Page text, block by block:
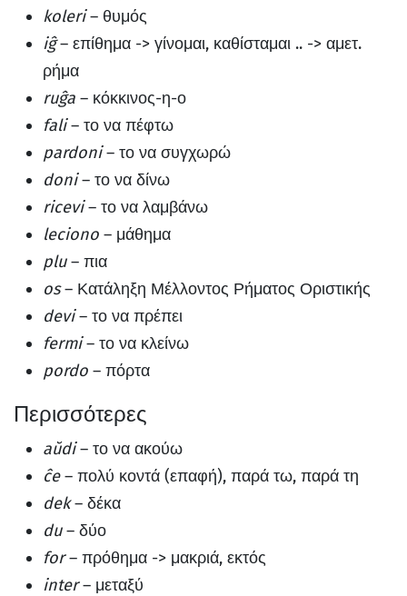
koleri– θυμός
iĝ– επίθημα -> γίνομαι, καθίσταμαι .. -> αμετ.
ρήμα
ruĝa – κόκκινος-η-ο
fali– το να πέφτω
pardoni– το να συγχωρώ
doni– το να δίνω
ricevi– το να λαμβάνω
leciono – μάθημα
plu– πια
os– Κατάληξη Μέλλοντος Ρήματος Οριστικής
devi– το να πρέπει
fermi– το να κλείνω
pordo – πόρτα
Περισσότερες
aŭdi– το να ακούω
ĉe– πολύ κοντά (επαφή), παρά τω, παρά τη
dek– δέκα
du– δύο
for– πρόθημα -> μακριά, εκτός
inter– μεταξύ